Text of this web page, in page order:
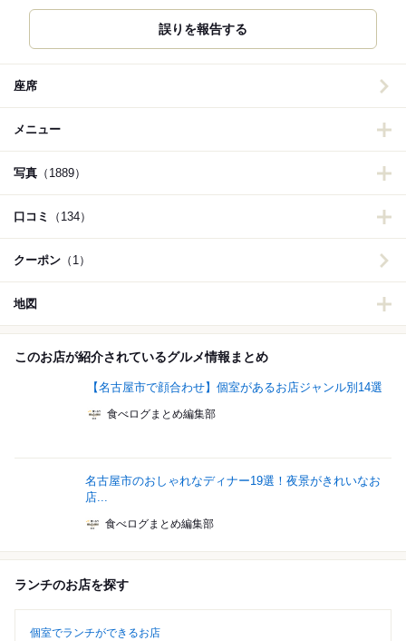
誤りを報告する
座席
メニュー
写真 （1889）
口コミ （134）
クーポン （1）
地図
このお店が紹介されているグルメ情報まとめ
【名古屋市で顔合わせ】個室があるお店ジャンル別14選
食べログまとめ編集部
名古屋市のおしゃれなディナー19選！夜景がきれいなお
店...
食べログまとめ編集部
ランチのお店を探す
個室でランチができるお店